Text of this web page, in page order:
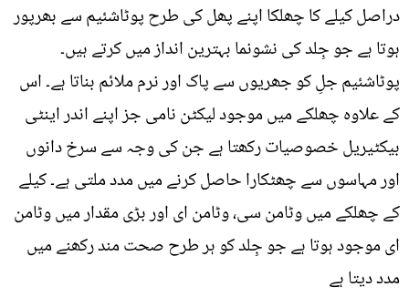
دراصل کیلے کا چھلکا اپنے پھل کی طرح پوٹاشئیم سے بھرپور
ہوتا ہے جو جِلد کی نشونما بہترین انداز میں کرتے ہیں۔
پوٹاشئیم جلِ کو جھریوں سے پاک اور نرم ملائم بناتا ہے۔ اس
کے علاوہ چھلکے میں موجود لیکٹن نامی جز اپنے اندر اینٹی
بیکٹیریل خصوصیات رکھتا ہے جن کی وجہ سے سرخ دانوں
اور مہاسوں سے چھٹکارا حاصل کرنے میں مدد ملتی ہے۔ کیلے
کے چھلکے میں وٹامن سی، وٹامن ای اور بڑی مقدار میں وٹامن
ای موجود ہوتا ہے جو جِلد کو ہر طرح صحت مند رکھنے میں
مدد دیتا ہے